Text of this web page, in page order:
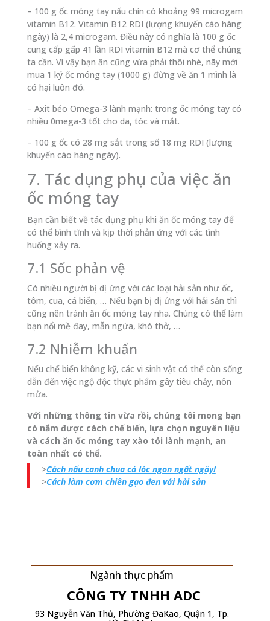
– 100 g ốc móng tay nấu chín có khoảng 99 microgam
vitamin B12. Vitamin B12 RDI (lượng khuyến cáo hàng
ngày) là 2,4 microgam. Điều này có nghĩa là 100 g ốc
cung cấp gấp 41 lần RDI vitamin B12 mà cơ thể chúng
ta cần. Vì vậy bạn ăn cũng vừa phải thôi nhé, nãy mới
mua 1 ký ốc móng tay (1000 g) đừng về ăn 1 mình là
có hại luôn đó.
– Axit béo Omega-3 lành mạnh: trong ốc móng tay có
nhiều 0mega-3 tốt cho da, tóc và mắt.
– 100 g ốc có 28 mg sắt trong số 18 mg RDI (lượng
khuyến cáo hàng ngày).
7. Tác dụng phụ của việc ăn
ốc móng tay
Bạn cần biết về tác dụng phụ khi ăn ốc móng tay để
có thể bình tĩnh và kịp thời phản ứng với các tình
huống xảy ra.
7.1 Sốc phản vệ
Có nhiều người bị dị ứng với các loại hải sản như ốc,
tôm, cua, cá biển, … Nếu bạn bị dị ứng với hải sản thì
cũng nên tránh ăn ốc móng tay nha. Chúng có thể làm
bạn nổi mề đay, mẫn ngứa, khó thở, …
7.2 Nhiễm khuẩn
Nếu chế biến không kỹ, các vi sinh vật có thể còn sống
dẫn đến việc ngộ độc thực phẩm gây tiêu chảy, nôn
mửa.
Với những thông tin vừa rồi, chúng tôi mong bạn
có nắm được cách chế biến, lựa chọn nguyên liệu
và cách ăn ốc móng tay xào tỏi lành mạnh, an
toàn nhất có thể.
>Cách nấu canh chua cá lóc ngon ngất ngây!
>Cách làm cơm chiên gạo đen với hải sản
Ngành thực phẩm
CÔNG TY TNHH ADC
93 Nguyễn Văn Thủ, Phường ĐaKao, Quận 1, Tp.